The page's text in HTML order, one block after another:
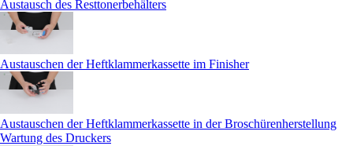
Austausch des Resttonerbehälters
Austauschen der Heftklammerkassette im Finisher
Austauschen der Heftklammerkassette in der Broschürenherstellung
Wartung des Druckers